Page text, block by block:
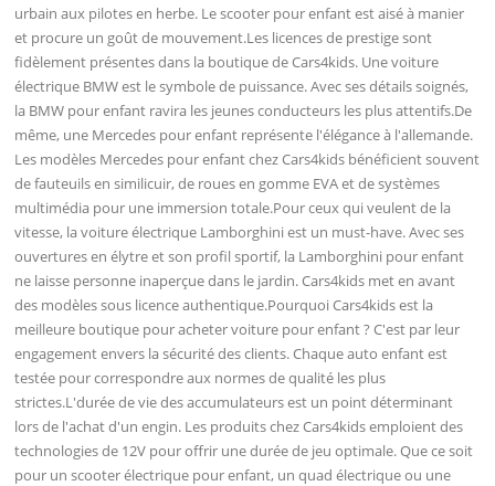
urbain aux pilotes en herbe. Le scooter pour enfant est aisé à manier
et procure un goût de mouvement.Les licences de prestige sont
fidèlement présentes dans la boutique de Cars4kids. Une voiture
électrique BMW est le symbole de puissance. Avec ses détails soignés,
la BMW pour enfant ravira les jeunes conducteurs les plus attentifs.De
même, une Mercedes pour enfant représente l'élégance à l'allemande.
Les modèles Mercedes pour enfant chez Cars4kids bénéficient souvent
de fauteuils en similicuir, de roues en gomme EVA et de systèmes
multimédia pour une immersion totale.Pour ceux qui veulent de la
vitesse, la voiture électrique Lamborghini est un must-have. Avec ses
ouvertures en élytre et son profil sportif, la Lamborghini pour enfant
ne laisse personne inaperçue dans le jardin. Cars4kids met en avant
des modèles sous licence authentique.Pourquoi Cars4kids est la
meilleure boutique pour acheter voiture pour enfant ? C'est par leur
engagement envers la sécurité des clients. Chaque auto enfant est
testée pour correspondre aux normes de qualité les plus
strictes.L'durée de vie des accumulateurs est un point déterminant
lors de l'achat d'un engin. Les produits chez Cars4kids emploient des
technologies de 12V pour offrir une durée de jeu optimale. Que ce soit
pour un scooter électrique pour enfant, un quad électrique ou une